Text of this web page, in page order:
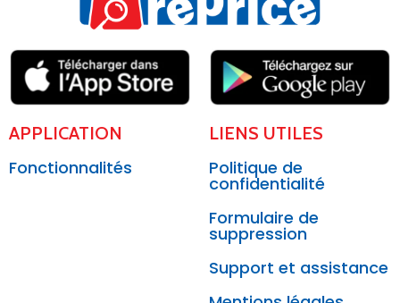
APPLICATION
Fonctionnalités
LIENS UTILES
Politique de
confidentialité
Formulaire de
suppression
Support et assistance